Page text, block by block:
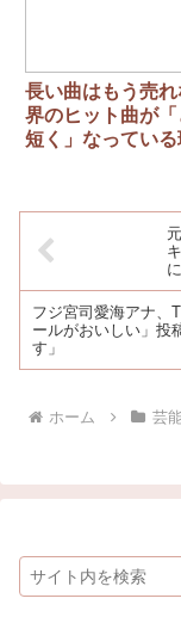
長い曲はもう売
界のヒット曲が
短く」なっている
フジ宮司愛海アナ、
ールがおいしい」投
す」
ホーム 芸